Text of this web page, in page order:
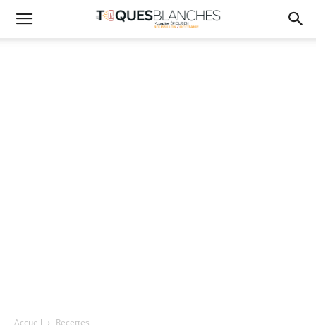
Accueil Recettes